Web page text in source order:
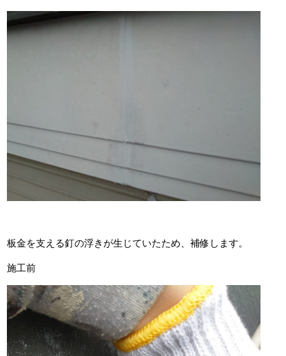
板金を支える釘の浮きが生じていたため、補修します。
施工前